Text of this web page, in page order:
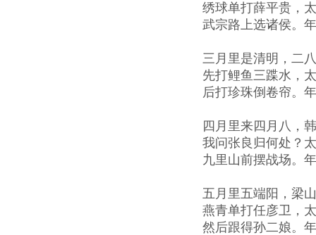
绣球单打薛平贵，
武宗路上选诸侯。
三月里是清明，二
先打鲤鱼三蹀水，
后打珍珠倒卷帘。
四月里来四月八，
我问张良归何处？
九里山前摆战场。
五月里五端阳，梁
燕青单打任彦卫，
然后跟得孙二娘。